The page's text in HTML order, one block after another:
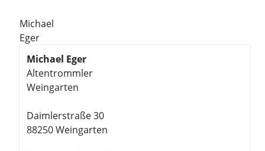
Michael
Eger
Michael Eger
Altentrommler
Weingarten
Daimlerstraße 30
88250Weingarten